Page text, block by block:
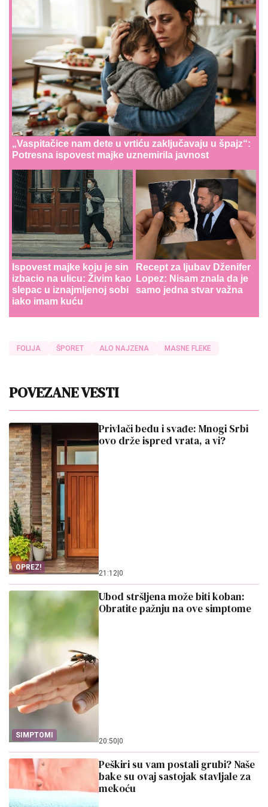
„Vaspitačice nam dete u vrtiću zaključavaju u špajz“:
Potresna ispovest majke uznemirila javnost
Ispovest majke koju je sin
izbacio na ulicu: Živim kao
slepac u iznajmljenoj sobi
iako imam kuću
Recept za ljubav Dženifer
Lopez: Nisam znala da je
samo jedna stvar važna
FOLIJA ŠPORET ALO NAJZENA MASNE FLEKE
POVEZANE VESTI
OPREZ!
Privlači bedu i svađe: Mnogi Srbi
ovo drže ispred vrata, a vi?
21:12 0
SIMPTOMI
Ubod stršljena može biti koban:
Obratite pažnju na ove simptome
20:50 0
Peškiri su vam postali grubi? Naše
bake su ovaj sastojak stavljale za
mekoću